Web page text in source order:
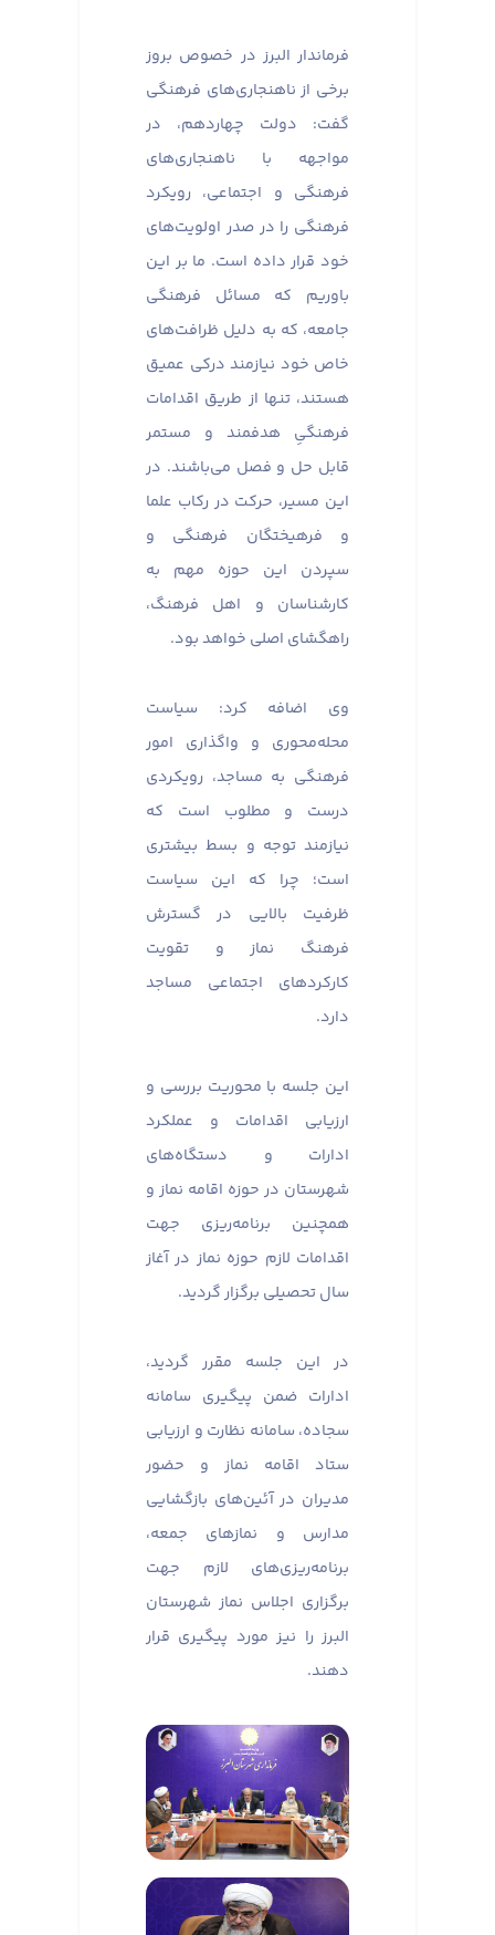
فرماندار البرز در خصوص بروز
برخی از ناهنجاری‌های فرهنگی
گفت: دولت چهاردهم، در
مواجهه با ناهنجاری‌های
فرهنگی و اجتماعی، رویکرد
فرهنگی را در صدر اولویت‌های
خود قرار داده است. ما بر این
باوریم که مسائل فرهنگی
جامعه، که به دلیل ظرافت‌های
خاص خود نیازمند درکی عمیق
هستند، تنها از طریق اقدامات
فرهنگیِ هدفمند و مستمر
قابل حل و فصل می‌باشند. در
این مسیر، حرکت در رکاب علما
و فرهیختگان فرهنگی و
سپردن این حوزه مهم به
کارشناسان و اهل فرهنگ،
راهگشای اصلی خواهد بود.
وی اضافه کرد: سیاست
محله‌محوری و واگذاری امور
فرهنگی به مساجد، رویکردی
درست و مطلوب است که
نیازمند توجه و بسط بیشتری
است؛ چرا که این سیاست
ظرفیت بالایی در گسترش
فرهنگ نماز و تقویت
کارکردهای اجتماعی مساجد
دارد.
این جلسه با محوریت بررسی و
ارزیابی اقدامات و عملکرد
ادارات و دستگاه‌های
شهرستان در حوزه اقامه نماز و
همچنین برنامه‌ریزی جهت
اقدامات لازم حوزه نماز در آغاز
سال تحصیلی برگزار گردید.
در این جلسه مقرر گردید،
ادارات ضمن پیگیری سامانه
سجاده، سامانه نظارت و ارزیابی
ستاد اقامه نماز و حضور
مدیران در آئین‌های بازگشایی
مدارس و نماز‌های جمعه،
برنامه‌ریزی‌های لازم جهت
برگزاری اجلاس نماز شهرستان
البرز را نیز مورد پیگیری قرار
دهند.